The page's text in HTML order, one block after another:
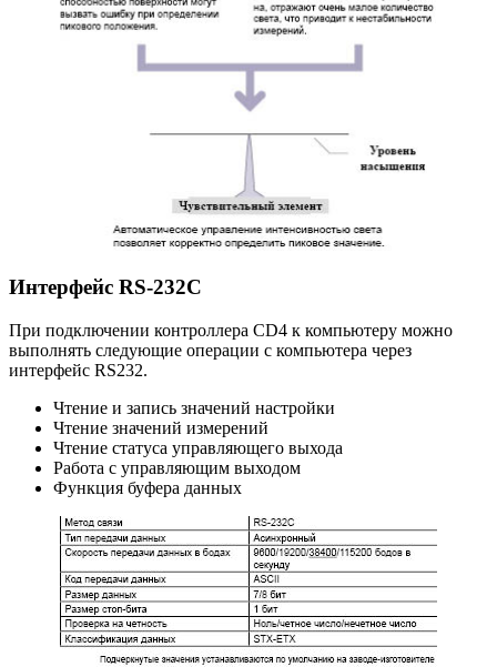
Интерфейс RS-232C
При подключении контроллера CD4 к компьютеру можно
выполнять следующие операции с компьютера через
интерфейс RS232.
Чтение и запись значений настройки
Чтение значений измерений
Чтение статуса управляющего выхода
Работа с управляющим выходом
Функция буфера данных